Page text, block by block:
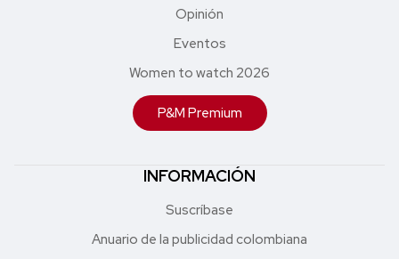
Opinión
Eventos
Women to watch 2026
P&M Premium
INFORMACIÓN
Suscríbase
Anuario de la publicidad colombiana